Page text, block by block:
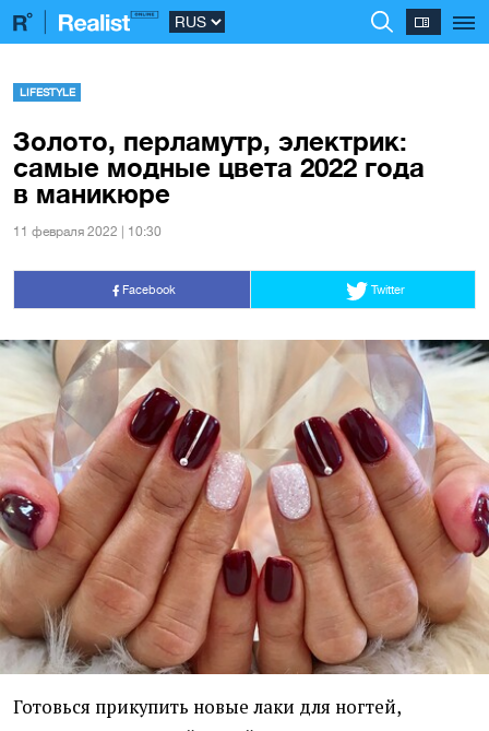
LIFESTYLE
Золото, перламутр, электрик:
самые модные цвета 2022 года
в маникюре
11 февраля 2022 | 10:30
Facebook Twitter
Готовься прикупить новые лаки для ногтей,